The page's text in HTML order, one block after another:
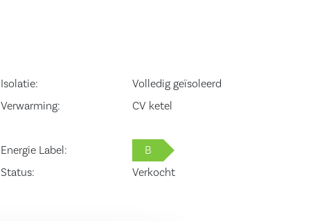
Isolatie:
Volledig geïsoleerd
Verwarming: CV ketel
Energie Label:
B
Status:
Verkocht